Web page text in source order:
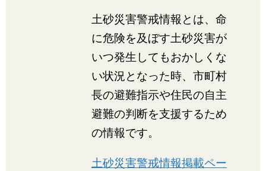
土砂災害警戒情報とは、命
に危険を及ぼす土砂災害が
いつ発生してもおかしくな
い状況となった時、市町村
長の避難指示や住民の自主
避難の判断を支援するため
の情報です。
土砂災害警戒情報掲載ペー